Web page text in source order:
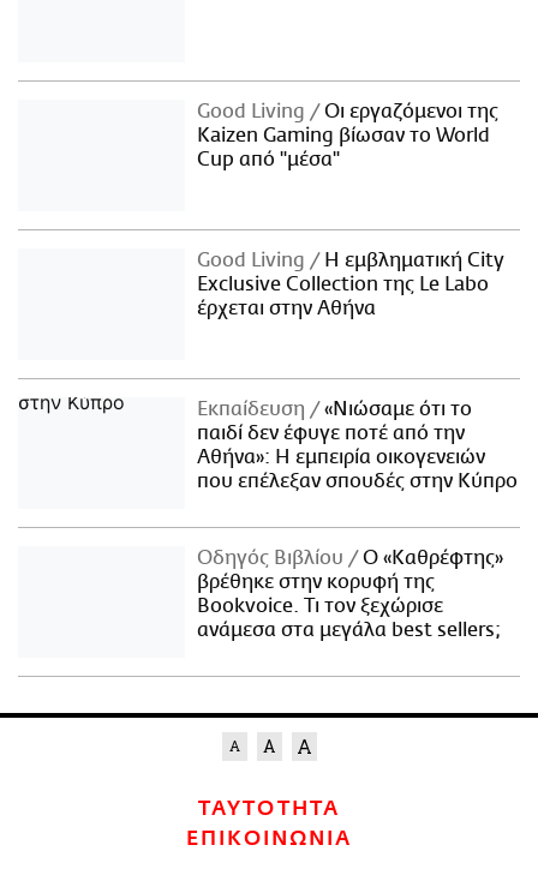
Good Living
Οι εργαζόμενοι της
Kaizen Gaming βίωσαν το World
Cup από "μέσα"
Good Living
Η εμβληματική City
Exclusive Collection της Le Labo
έρχεται στην Αθήνα
Εκπαίδευση
«Νιώσαμε ότι το
παιδί δεν έφυγε ποτέ από την
Αθήνα»: Η εμπειρία οικογενειών
που επέλεξαν σπουδές στην Κύπρο
Οδηγός Βιβλίου
Ο «Καθρέφτης»
βρέθηκε στην κορυφή της
Bookvoice. Τι τον ξεχώρισε
ανάμεσα στα μεγάλα best sellers;
ΤΑΥΤΟΤΗΤΑ
ΕΠΙΚΟΙΝΩΝΙΑ